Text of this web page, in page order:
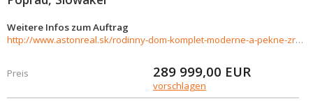
Weitere Infos zum Auftrag
http://www.astonreal.sk/rodinny-dom-komplet-moderne-a-pekne-zrekonstruovany-poprad-zakovce-890649
Preis 289 999,00 EUR
vorschlagen